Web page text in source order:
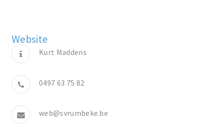
Website
Kurt Maddens
0497 63 75 82
web@svrumbeke.be